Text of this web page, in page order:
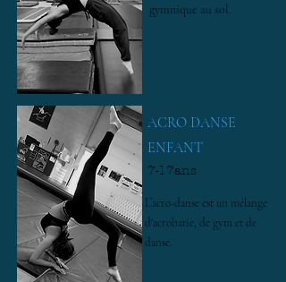
gymnique au sol.
ACRO DANSE
ENFANT
7-17ans
L’acro-danse est un mélange
d'acrobatie, de gym et de
danse.